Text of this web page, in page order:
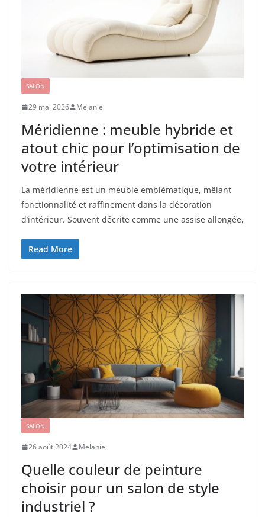
SALON
29 mai 2026 Melanie
Méridienne : meuble hybride et
atout chic pour l’optimisation de
votre intérieur
La méridienne est un meuble emblématique, mêlant
fonctionnalité et raffinement dans la décoration
d’intérieur. Souvent décrite comme une assise allongée,
Read More
SALON
26 août 2024 Melanie
Quelle couleur de peinture
choisir pour un salon de style
industriel ?